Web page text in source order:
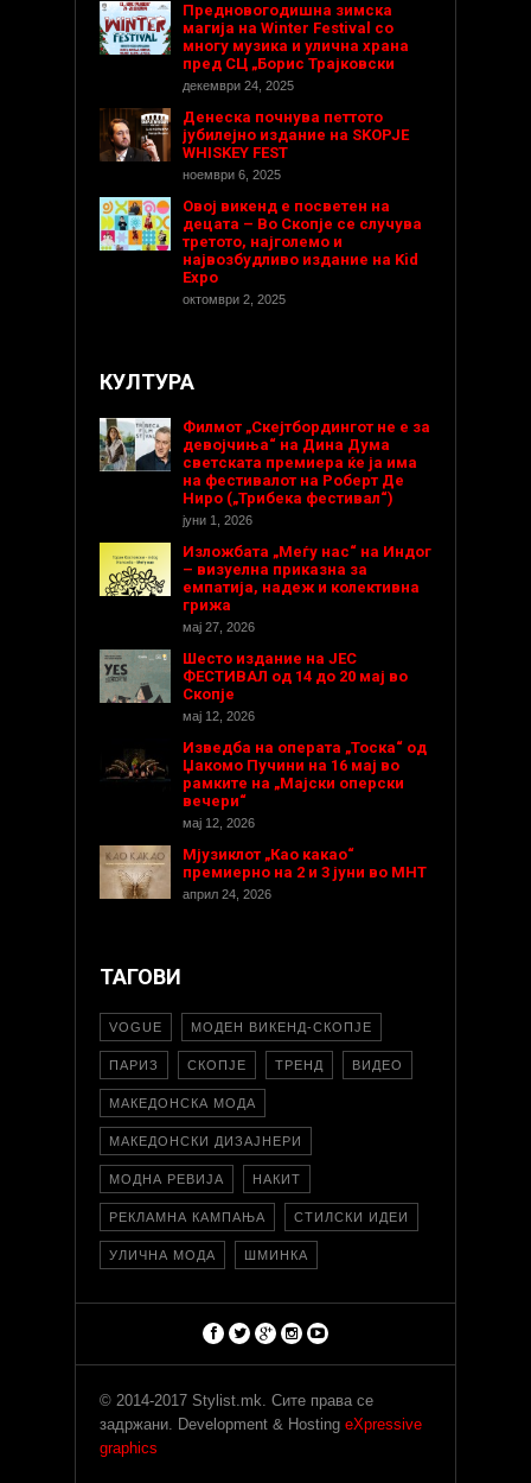
Предновогодишнa зимска
магија на Winter Festival со
многу музика и улична храна
пред СЦ „Борис Трајковски
декември 24, 2025
Денеска почнува петтото
јубилејно издание на SKOPJE
WHISKEY FEST
ноември 6, 2025
Овој викенд е посветен на
децата – Во Скопје се случува
третото, најголемо и
највозбудливо издание на Kid
Expo
октомври 2, 2025
КУЛТУРА
Филмот „Скејтбордингот не е за
девојчиња“ на Дина Дума
светската премиера ќе ја има
на фестивалот на Роберт Де
Ниро („Трибека фестивал“)
јуни 1, 2026
Изложбата „Меѓу нас“ на Индог
– визуелна приказна за
емпатија, надеж и колективна
грижа
мај 27, 2026
Шесто издание на ЈЕС
ФЕСТИВАЛ од 14 до 20 мај во
Скопје
мај 12, 2026
Изведба на операта „Тоска“ од
Џакомо Пучини на 16 мај во
рамките на „Мајски оперски
вечери“
мај 12, 2026
Мјузиклот „Као какао“
премиерно на 2 и 3 јуни во МНТ
април 24, 2026
ТАГОВИ
VOGUE МОДЕН ВИКЕНД-СКОПЈЕ
ПАРИЗ СКОПЈЕ ТРЕНД ВИДЕО
МАКЕДОНСКА МОДА
МАКЕДОНСКИ ДИЗАЈНЕРИ
МОДНА РЕВИЈА НАКИТ
РЕКЛАМНА КАМПАЊА СТИЛСКИ ИДЕИ
УЛИЧНА МОДА ШМИНКА
© 2014-2017 Stylist.mk. Сите права се
задржани. Development & Hosting eXpressive
graphics